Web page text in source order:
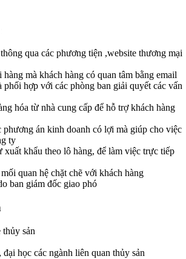
qua các phương tiện ,website thương mại
mà khách hàng có quan tâm bằng email
phối hợp với các phòng ban giải quyết các vấn
hóa từ nhà cung cấp để hỗ trợ khách hàng
phương án kinh doanh có lợi mà giúp cho việc
ty
khẩu theo lô hàng, để làm việc trực tiếp
quan hệ chặt chẽ với khách hàng
ban giám đốc giao phó
sản
học các ngành liên quan thủy sản